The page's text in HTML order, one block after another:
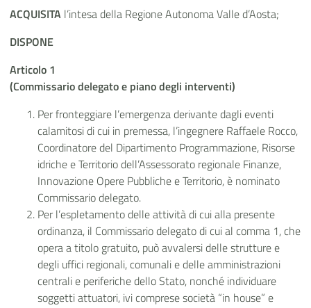
ACQUISITA l’intesa della Regione Autonoma Valle d’Aosta;
DISPONE
Articolo 1
(Commissario delegato e piano degli interventi)
Per fronteggiare l’emergenza derivante dagli eventi
calamitosi di cui in premessa, l’ingegnere Raffaele Rocco,
Coordinatore del Dipartimento Programmazione, Risorse
idriche e Territorio dell’Assessorato regionale Finanze,
Innovazione Opere Pubbliche e Territorio, è nominato
Commissario delegato.
Per l’espletamento delle attività di cui alla presente
ordinanza, il Commissario delegato di cui al comma 1, che
opera a titolo gratuito, può avvalersi delle strutture e
degli uffici regionali, comunali e delle amministrazioni
centrali e periferiche dello Stato, nonché individuare
soggetti attuatori, ivi comprese società “in house” e